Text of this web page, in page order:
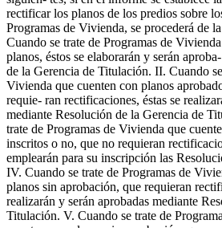
rectificar los planos de los predios sobre
Programas de Vivienda, se procederá de
Cuando se trate de Programas de
planos, éstos se elaborarán y serán
de la Gerencia de Titulación. II. Cuando
Vivienda que cuenten con planos
requie- ran rectificaciones, éstas se
mediante Resolución de la Gerencia de
trate de Programas de Vivienda que
inscritos o no, que no requieran
emplearán para su inscripción las
IV. Cuando se trate de Programas de
planos sin aprobación, que requieran
realizarán y serán aprobadas mediante
Titulación. V. Cuando se trate de